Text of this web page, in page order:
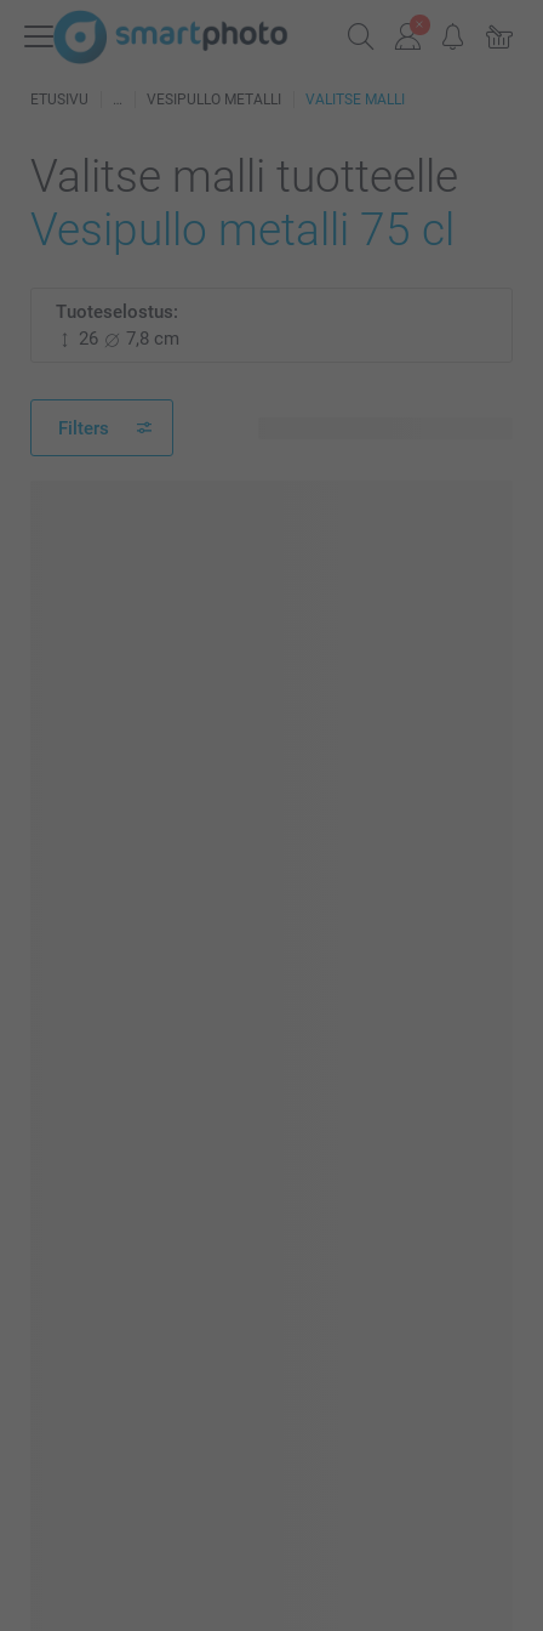
ETUSIVU VESIPULLO METALLI VALITSE MALLI
Valitse malli tuotteelle
Vesipullo metalli 75 cl
Tuoteselostus:
26
7,8 cm
Filters